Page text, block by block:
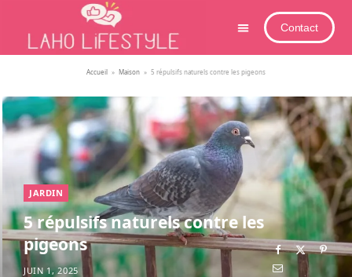
Contact
Accueil » Maison » 5 répulsifs naturels contre les pigeons
JARDIN
5 répulsifs naturels contre les
pigeons
JUIN 1, 2025